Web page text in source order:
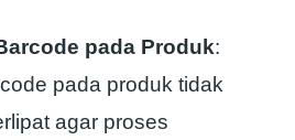
pada Produk:
pada produk tidak
agar proses